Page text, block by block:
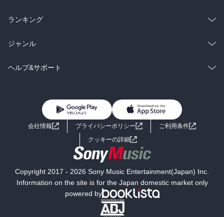
雑誌・グラビア
BL・TL
ラノベ
雑誌・グラビア
BL・TL
総合
ラノベ
雑誌・グラビア
ランキング
総合
ラノベ
ジャンル
コミック
ライトノベル 男子向けラノベ
小説
海外小説
ミステリー SF
文学
ヘルプ&サポート
よくあるご質問 お問い合わせ
会社情報 プライバシーポリシー
ご利用条件
クッキーの詳細
Copyright 2017 - 2026 Sony Music Entertainment(Japan) Inc.
Information on the site is for the Japan domestic market only
powered by